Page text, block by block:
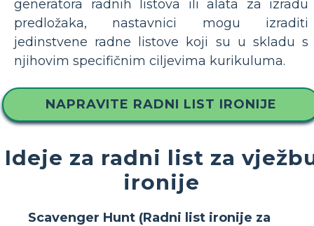
generatora radnih listova ili alata za izradu
predložaka, nastavnici mogu izraditi
jedinstvene radne listove koji su u skladu s
njihovim specifičnim ciljevima kurikuluma.
NAPRAVITE RADNI LIST IRONIJE
Ideje za radni list za
ironije
Scavenger Hunt (Radni list ironije za